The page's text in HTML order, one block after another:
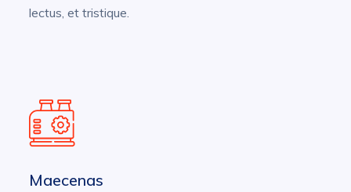
lectus, et tristique.
Maecenas